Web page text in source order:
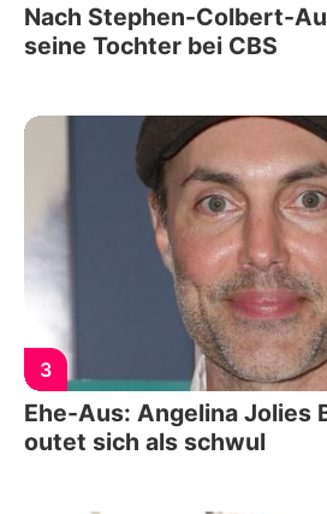
Nach Stephen-Colbert-
seine Tochter bei CBS
3
Ehe-Aus: Angelina Jolies
outet sich als schwul